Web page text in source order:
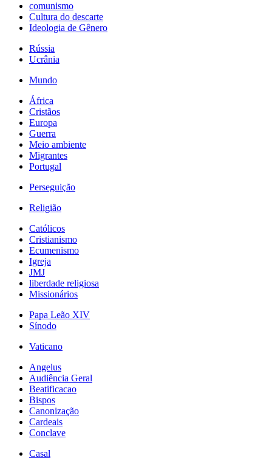
comunismo
Cultura do descarte
Ideologia de Gênero
Rússia
Ucrânia
Mundo
África
Cristãos
Europa
Guerra
Meio ambiente
Migrantes
Portugal
Perseguição
Religião
Católicos
Cristianismo
Ecumenismo
Igreja
JMJ
liberdade religiosa
Missionários
Papa Leão XIV
Sínodo
Vaticano
Angelus
Audiência Geral
Beatificacao
Bispos
Canonização
Cardeais
Conclave
Casal